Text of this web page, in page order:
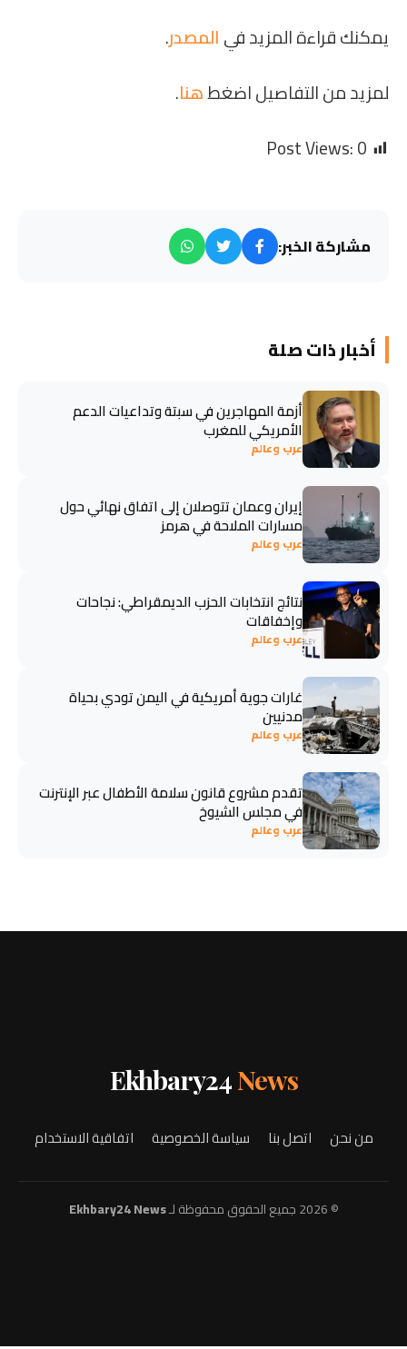
يمكنك قراءة المزيد فيالمصدر.
لمزيد من التفاصيل اضغطهنا.
Post Views:0
مشاركة الخبر:
أخبار ذات صلة
أزمة المهاجرين في سبتة وتداعيات الدعم
الأمريكي للمغرب
عرب وعالم
إيران وعمان تتوصلان إلى اتفاق نهائي حول
مسارات الملاحة في هرمز
عرب وعالم
نتائج انتخابات الحزب الديمقراطي: نجاحات
وإخفاقات
عرب وعالم
غارات جوية أمريكية في اليمن تودي بحياة
مدنيين
عرب وعالم
تقدم مشروع قانون سلامة الأطفال عبر الإنترنت
في مجلس الشيوخ
عرب وعالم
Ekhbary24News
من نحن اتصل بنا سياسة الخصوصية اتفاقية الاستخدام
© 2026 جميع الحقوق محفوظة لـ Ekhbary24 News